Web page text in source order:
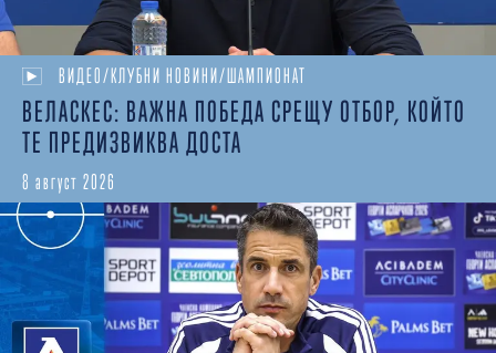
ВИДЕО/КЛУБНИ НОВИНИ/ШАМПИОНАТ
ВЕЛАСКЕС: ВАЖНА ПОБЕДА СРЕЩУ ОТБОР, КОЙТО
ТЕ ПРЕДИЗВИКВА ДОСТА
8 август 2026